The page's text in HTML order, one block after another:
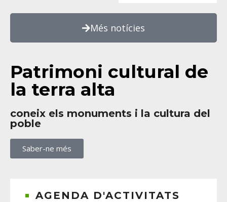
Més notícies
Patrimoni cultural de
la terra alta
coneix els monuments i la cultura del
poble
Saber-ne més
AGENDA D'ACTIVITATS